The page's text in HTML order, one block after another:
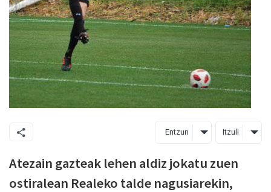
Entzun Itzuli
Atezain gazteak lehen aldiz jokatu zuen
ostiralean Realeko talde nagusiarekin,